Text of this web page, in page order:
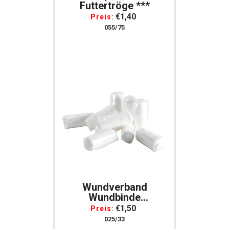
Futtertröge ***
Preis: €1,40
055/75
Wundverband
Wundbinde
Wundbandage Weiß
Einzelverpackung
Preis: €1,50
025/33